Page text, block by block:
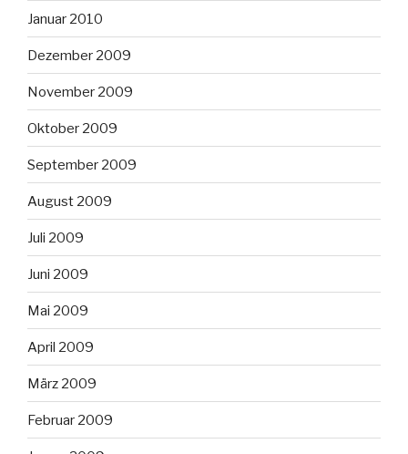
Januar 2010
Dezember 2009
November 2009
Oktober 2009
September 2009
August 2009
Juli 2009
Juni 2009
Mai 2009
April 2009
März 2009
Februar 2009